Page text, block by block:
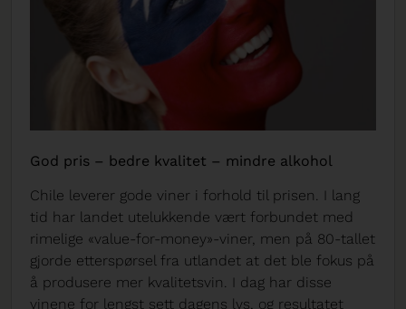
God pris – bedre kvalitet – mindre alkohol
Chile leverer gode viner i forhold til prisen. I lang
tid har landet utelukkende vært forbundet med
rimelige «value-for-money»-viner, men på 80-tallet
gjorde etterspørsel fra utlandet at det ble fokus på
å produsere mer kvalitetsvin. I dag har disse
vinene for lengst sett dagens lys, og resultatet